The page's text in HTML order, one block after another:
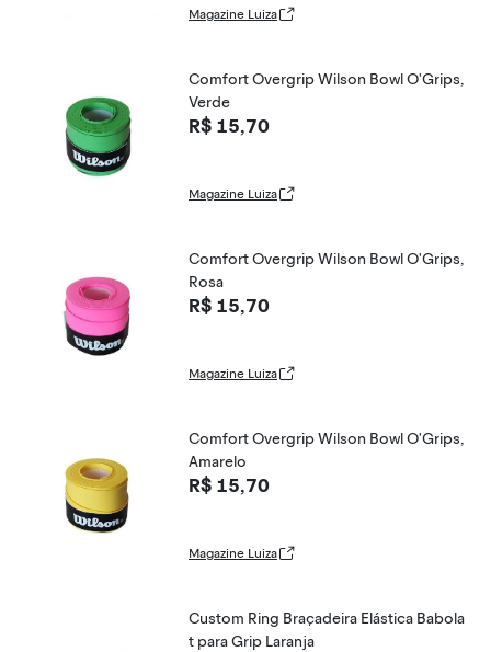
Magazine Luiza
Comfort Overgrip Wilson Bowl O'Grips,
Verde
R$ 15,70
Magazine Luiza
Comfort Overgrip Wilson Bowl O'Grips,
Rosa
R$ 15,70
Magazine Luiza
Comfort Overgrip Wilson Bowl O'Grips,
Amarelo
R$ 15,70
Magazine Luiza
Custom Ring Braçadeira Elástica Babola
t para Grip Laranja